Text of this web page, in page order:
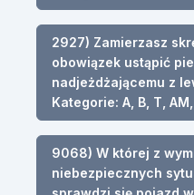
2927) Zamierzasz
obowiązek ustąpić
nadjeżdżającemu z
Kategorie: A, B, T, AM,
9068) W której z
niebezpiecznych